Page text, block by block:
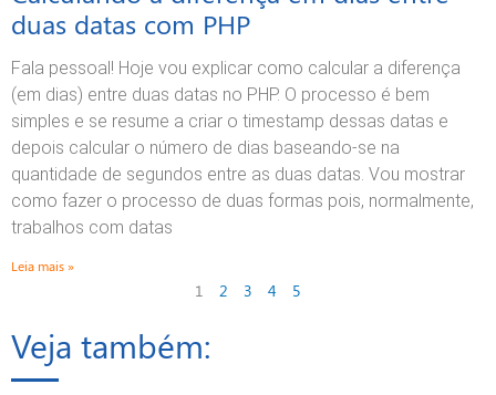
duas datas com PHP
Fala pessoal! Hoje vou explicar como calcular a diferença
(em dias) entre duas datas no PHP. O processo é bem
simples e se resume a criar o timestamp dessas datas e
depois calcular o número de dias baseando-se na
quantidade de segundos entre as duas datas. Vou mostrar
como fazer o processo de duas formas pois, normalmente,
trabalhos com datas
Leia mais »
1 2 3 4 5
Veja também: